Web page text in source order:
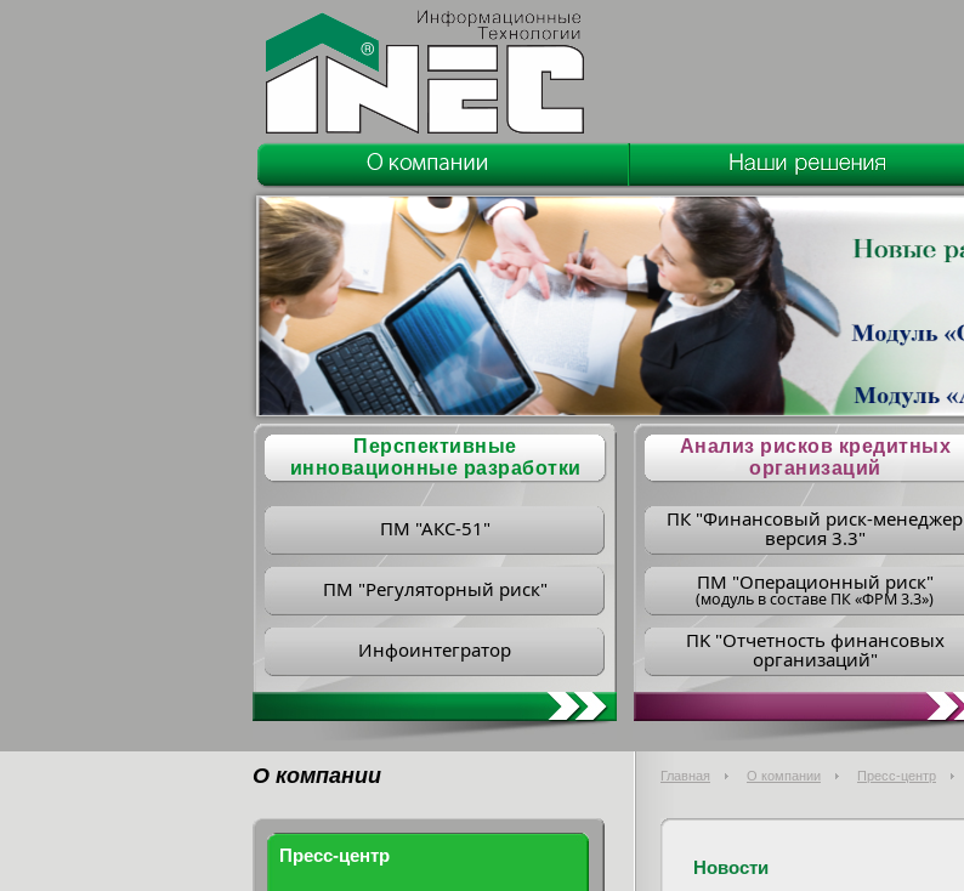
Перспективные
инновационные разработки
ПМ "АКС-51"
ПМ "Регуляторный риск"
Инфоинтегратор
Анализ рисков кредитных
организаций
ПК "Финансовый риск-менеджер
версия 3.3"
ПM "Операционный риск"
(модуль в составе ПК «ФРМ 3.3»)
ПK "Отчетность финансовых
организаций"
О компании Главная О компании Пресс-центр
Пресс-центр
Новости